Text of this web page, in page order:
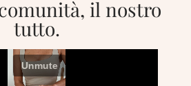
il nostro
tutto.